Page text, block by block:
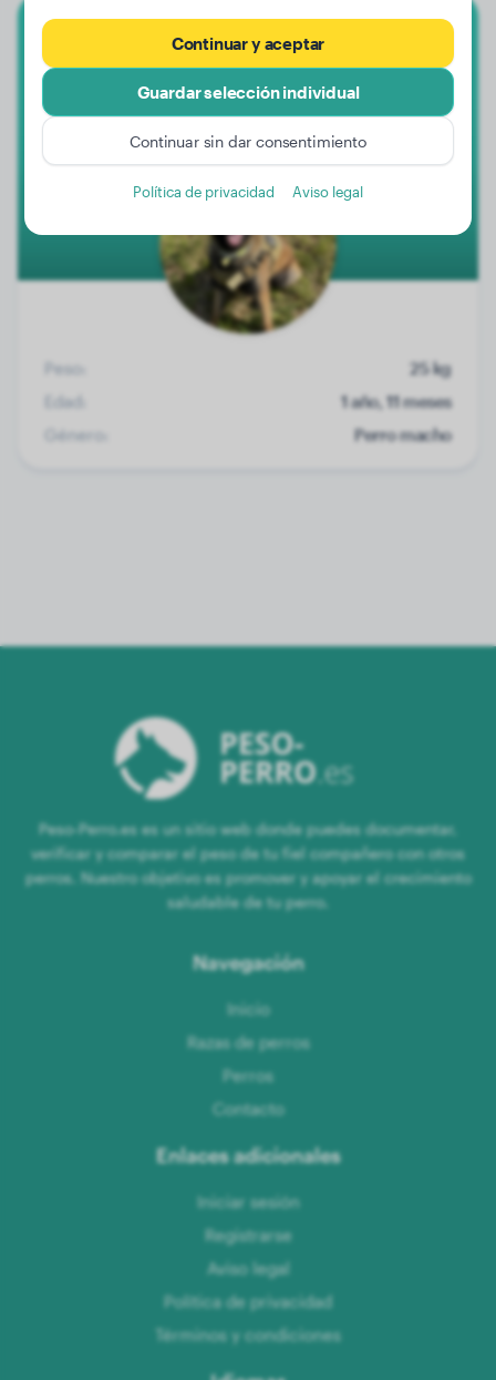
Malinois
Oslo
Peso:
25 kg
Edad:
1 año, 11 meses
Género:
Perro macho
Peso-Perro.es es un sitio web donde puedes documentar,
verificar y comparar el peso de tu fiel compañero con otros
perros. Nuestro objetivo es promover y apoyar el crecimiento
saludable de tu perro.
Navegación
Inicio
Razas de perros
Perros
Contacto
Enlaces adicionales
Iniciar sesión
Registrarse
Aviso legal
Política de privacidad
Términos y condiciones
Continuar y aceptar
Guardar selección individual
Continuar sin dar consentimiento
Política de privacidad Aviso legal